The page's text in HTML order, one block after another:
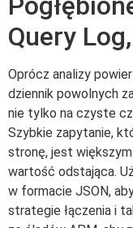
Query
Oprócz analizy
dziennik powolnych
nie tylko na czyste
Szybkie zapytanie,
stronę, jest
wartość odstająca.
w formacie JSON,
strategie łączenia i